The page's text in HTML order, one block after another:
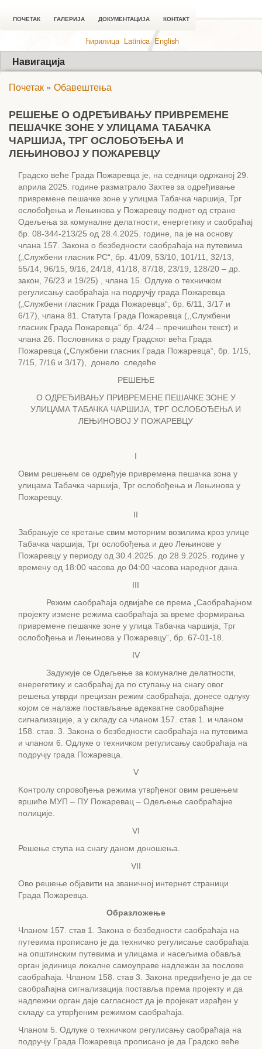
ПОЧЕТАК ГАЛЕРИЈА ДОКУМЕНТАЦИЈА КОНТАКТ
ћирилица Latinica English
Навигација
Почетак » Обавештења
РЕШЕЊЕ O ОДРЕЂИВАЊУ ПРИВРЕМЕНЕ
ПЕШАЧКЕ ЗОНЕ У УЛИЦАМА ТАБАЧКА
ЧАРШИЈА, ТРГ ОСЛОБОЂЕЊА И
ЛЕЊИНОВОЈ У ПОЖАРЕВЦУ
Градско веће Града Пожаревца је, на седници одржаној 29.
априла 2025. године разматрало Захтев за одређивање
привремене пешачке зоне у улицма Табачка чаршија, Трг
ослобођења и Лењинова у Пожаревцу поднет од стране
Одељења за комуналне делатности, енергетику и саобраћај
бр. 08-344-213/25 од 28.4.2025. године, па је на основу
члана 157. Закона о безбедности саобраћаја на путевима
(„Службени гласник РС“, бр. 41/09, 53/10, 101/11, 32/13,
55/14, 96/15, 9/16, 24/18, 41/18, 87/18, 23/19, 128/20 – др.
закон, 76/23 и 19/25) , члана 15. Одлуке о техничком
регулисању саобраћаја на подручју града Пожаревца
(„Службени гласник Града Пожаревца“, бр. 6/11, 3/17 и
6/17), члана 81. Статута Града Пожаревца (,,Службени
гласник Града Пожаревца“ бр. 4/24 – пречишћен текст) и
члана 26. Пословника о раду Градског већа Града
Пожаревца („Службени гласник Града Пожаревца“, бр. 1/15,
7/15, 7/16 и 3/17), донело следеће
РЕШЕЊЕ
O ОДРЕЂИВАЊУ ПРИВРЕМЕНЕ ПЕШАЧКЕ ЗОНЕ У
УЛИЦАМА ТАБАЧКА ЧАРШИЈА, ТРГ ОСЛОБОЂЕЊА И
ЛЕЊИНОВОЈ У ПОЖАРЕВЦУ
I
Овим решењем се одређује привремена пешачка зона у
улицама Табачка чаршија, Трг ослобођења и Лењинова у
Пожаревцу.
II
Забрањује се кретање свим моторним возилима кроз улице
Табачка чаршија, Трг ослобођења и део Лењинове у
Пожаревцу у периоду од 30.4.2025. до 28.9.2025. године у
времену од 18:00 часова до 04:00 часова наредног дана.
III
Режим саобраћаја одвијаће се према „Саобраћајном
пројекту измене режима саобраћаја за време формирања
привремене пешачке зоне у улица Табачка чаршија, Трг
ослобођења и Лењинова у Пожаревцу“, бр. 67-01-18.
IV
Задужује се Одељење за комуналне делатности,
енерегетику и саобраћај да по ступању на снагу овог
решења утврди прецизан режим саобраћаја, донесе одлуку
којом се налаже постављање адекватне саобраћајне
сигнализације, а у складу са чланом 157. став 1. и чланом
158. став. 3. Закона о безбедности саобраћаја на путевима
и чланом 6. Одлуке о техничком регулисању саобраћаја на
подручју града Пожаревца.
V
Koнтролу спровођења режима утврђеног овим решењем
вршиће МУП – ПУ Пожаревац – Одељењe саобраћајне
полиције.
VI
Решење ступа на снагу даном доношења.
VII
Ово решење објавити на званичној интернет страници
Града Пожаревца.
Образложење
Чланом 157. став 1. Закона о безбедности саобраћаја на
путевима прописано је да техничко регулисање саобраћаја
на општинским путевима и улицама и насељима обавља
орган јединице локалне самоуправе надлежан за послове
саобраћаја. Чланом 158. став 3. Закона предвиђено је да се
саобраћајна сигнализација поставља према пројекту и да
надлежни орган даје сагласност да је пројекат израђен у
складу са утврђеним режимом саобраћаја.
Чланом 5. Одлуке о техничком регулисању саобраћаја на
подручју Града Пожаревца прописано је да Градско веће